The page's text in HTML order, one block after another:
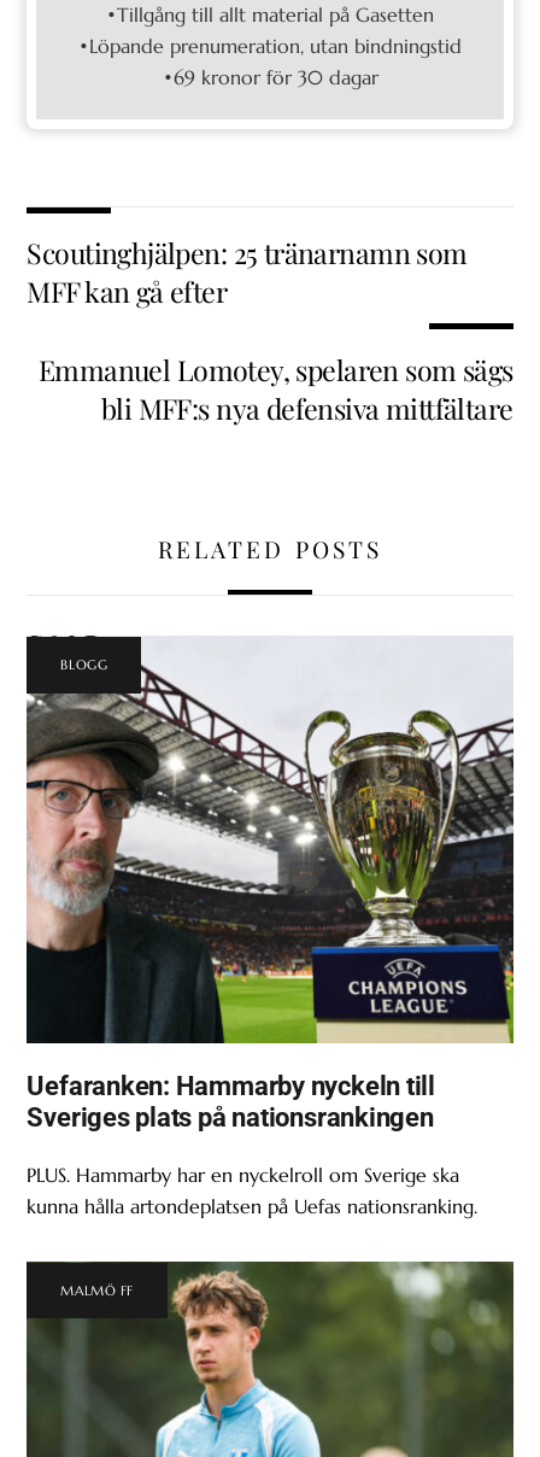
•Tillgång till allt material på Gasetten
•Löpande prenumeration, utan bindningstid
•69 kronor för 30 dagar
Scoutinghjälpen: 25 tränarnamn som
MFF kan gå efter
Emmanuel Lomotey, spelaren som sägs
bli MFF:s nya defensiva mittfältare
RELATED POSTS
BLOGG
Uefaranken: Hammarby nyckeln till
Sveriges plats på nationsrankingen
PLUS. Hammarby har en nyckelroll om Sverige ska
kunna hålla artondeplatsen på Uefas nationsranking.
MALMÖ FF